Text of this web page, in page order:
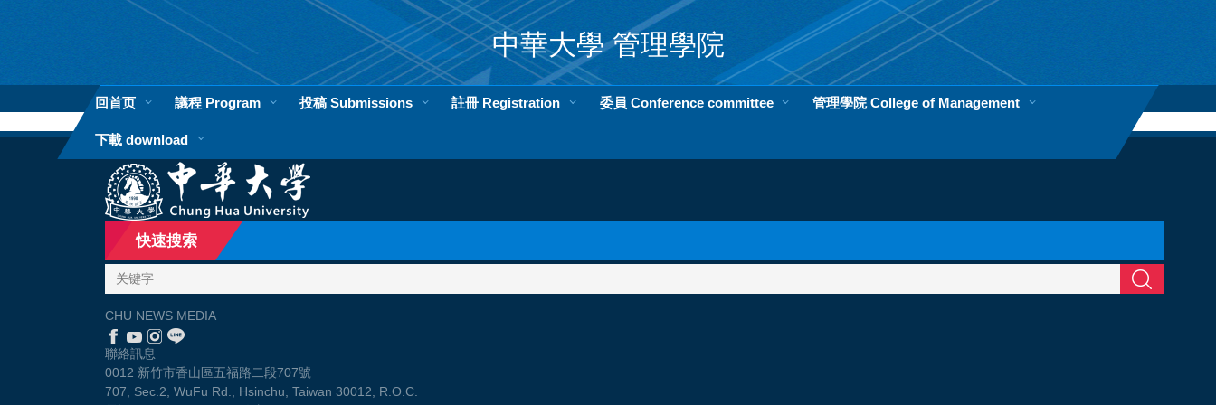
内
中華大學 管理學院
回首页 議程 Program 投稿 Submissions 註冊 Registration 委員 Conference committee 管理學院 College of Management
下載 download
快速搜索
搜索
CHU NEWS MEDIA
聯絡訊息
0012 新竹市香山區五福路二段707號
707, Sec.2, WuFu Rd., Hsinchu, Taiwan 30012, R.O.C.